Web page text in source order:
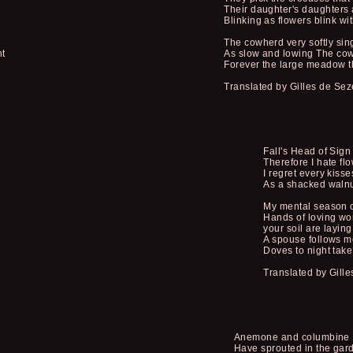
Their daughter's
Blinking as flowers blink
The cowherd very softly
As slow and lowing The
Forever the large meadow
Translated by Gilles de
Fall's Head of
Therefore I hate
I regret every
As a shacked
My mental season
Hands of loving
your soil are laying
A spouse follows
Doves to night
Translated by
Anemone and columbine
Have sprouted in the